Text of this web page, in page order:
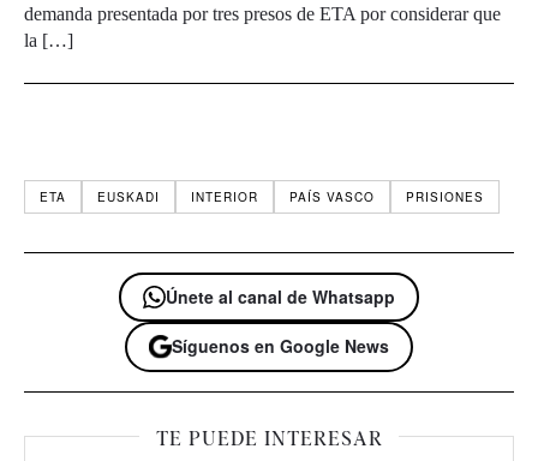
demanda presentada por tres presos de ETA por considerar que
la […]
ETA EUSKADI INTERIOR PAÍS VASCO PRISIONES
Únete al canal de Whatsapp
Síguenos en Google News
TE PUEDE INTERESAR